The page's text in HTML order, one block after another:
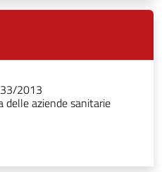
2013
delle aziende sanitarie